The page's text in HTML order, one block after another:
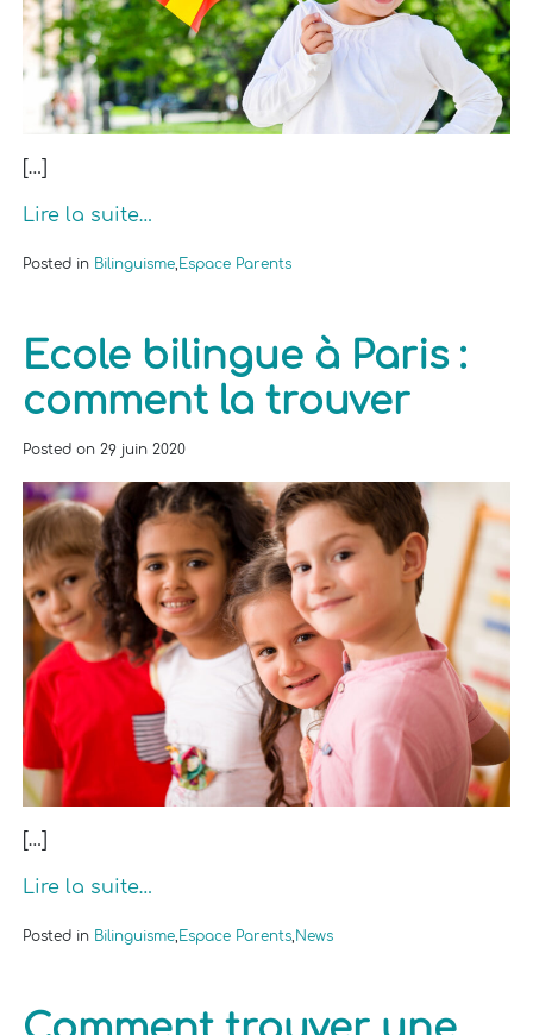
[…]
Lire la suite…
Posted in Bilinguisme, Espace Parents
Ecole bilingue à Paris :
comment la trouver
Posted on29 juin 2020
[…]
Lire la suite…
Posted in Bilinguisme, Espace Parents, News